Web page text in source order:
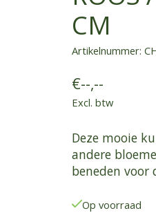
CM
Artikelnummer:
€--,--
Excl. btw
Deze mooie
andere
beneden voor
Op voorraad